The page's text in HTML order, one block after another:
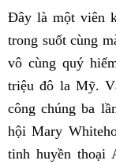
Đây là một viên
trong suốt cùng
vô cùng quý
triệu đô la Mỹ.
công chúng ba
hội Mary
tinh huyền thoại